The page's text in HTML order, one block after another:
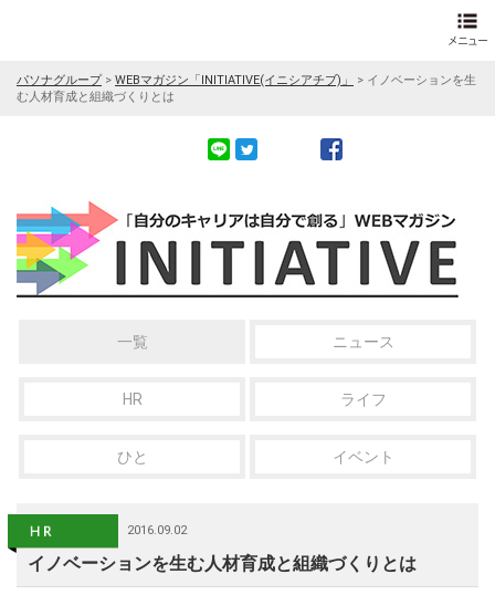
パソナグループ> WEBマガジン「INITIATIVE(イニシアチブ)」 > イノベーションを生
む人材育成と組織づくりとは
一覧 ニュース
HR ライフ
ひと イベント
2016.09.02
イノベーションを生む人材育成と組織づくりとは